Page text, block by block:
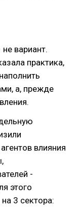
вариант.
практика,
а, прежде
влияния
-
этого
3 сектора: